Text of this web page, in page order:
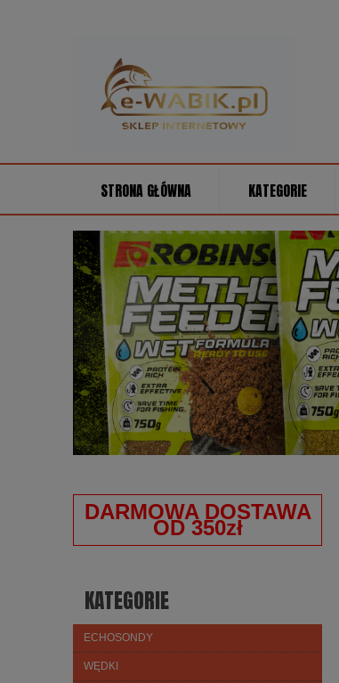
STRONA GŁÓWNA KATEGORIE
DARMOWA DOSTAWA
OD 350zł
KATEGORIE
ECHOSONDY
WĘDKI